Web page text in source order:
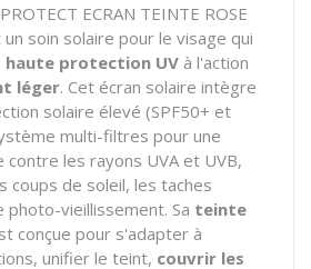
ECRAN TEINTE ROSE
un soin solaire pour le visage qui
haute protection UV à l'action
léger. Cet écran solaire intègre
solaire élevé (SPF50+ et
multi-filtres pour une
contre les rayons UVA et UVB,
coups de soleil, les taches
photo-vieillissement. Sa teinte
conçue pour s'adapter à
unifier le teint, couvrir les